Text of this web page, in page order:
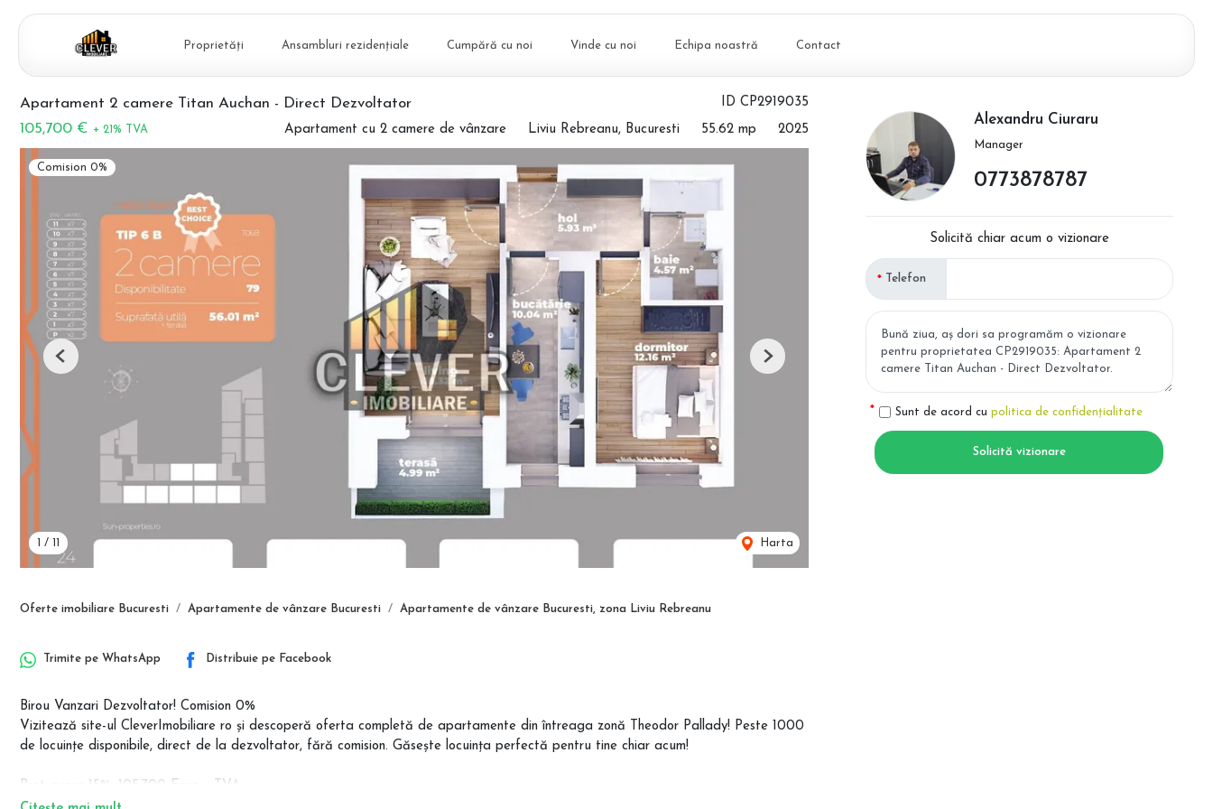
Proprietăți Ansambluri rezidențiale Cumpără cu noi Vinde cu noi Echipa noastră Contact
ID CP2919035
Apartament 2 camere Titan Auchan - Direct Dezvoltator
105,700 € + 21% TVA Apartament cu 2 camere de vânzare Liviu Rebreanu, Bucuresti 55.62 mp 2025
Comision 0%
/ Harta
Previous Next
Oferte imobiliare Bucuresti Apartamente de vânzare Bucuresti Apartamente de vânzare Bucuresti, zona Liviu Rebreanu
Trimite pe WhatsApp Distribuie pe Facebook
Birou Vanzari Dezvoltator! Comision 0%
Vizitează site-ul CleverImobiliare ro și descoperă oferta completă de apartamente din întreaga zonă Theodor Pallady! Peste 1000
de locuințe disponibile, direct de la dezvoltator, fără comision. Găsește locuința perfectă pentru tine chiar acum!
Pret avans 15%: 105.700 Euro + TVA
Alexandru Ciuraru
Manager
0773878787
Solicită chiar acum o vizionare
Telefon
Sunt de acord cu politica de confidențialitate
Solicită vizionare